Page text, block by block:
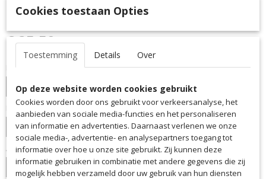
T-Shirt Vibe
€ 25,50 (inclusief btw 21%)
Kleur
Maat
Aantal
Cookies toestaan Opties
Toestemming Details Over
Op deze website worden cookies gebruikt
Cookies worden door ons gebruikt voor verkeersanalyse, het
aanbieden van sociale media-functies en het personaliseren
van informatie en advertenties. Daarnaast verlenen we onze
sociale media-, advertentie- en analysepartners toegang tot
informatie over hoe u onze site gebruikt. Zij kunnen deze
informatie gebruiken in combinatie met andere gegevens die zij
mogelijk hebben verzameld door uw gebruik van hun diensten